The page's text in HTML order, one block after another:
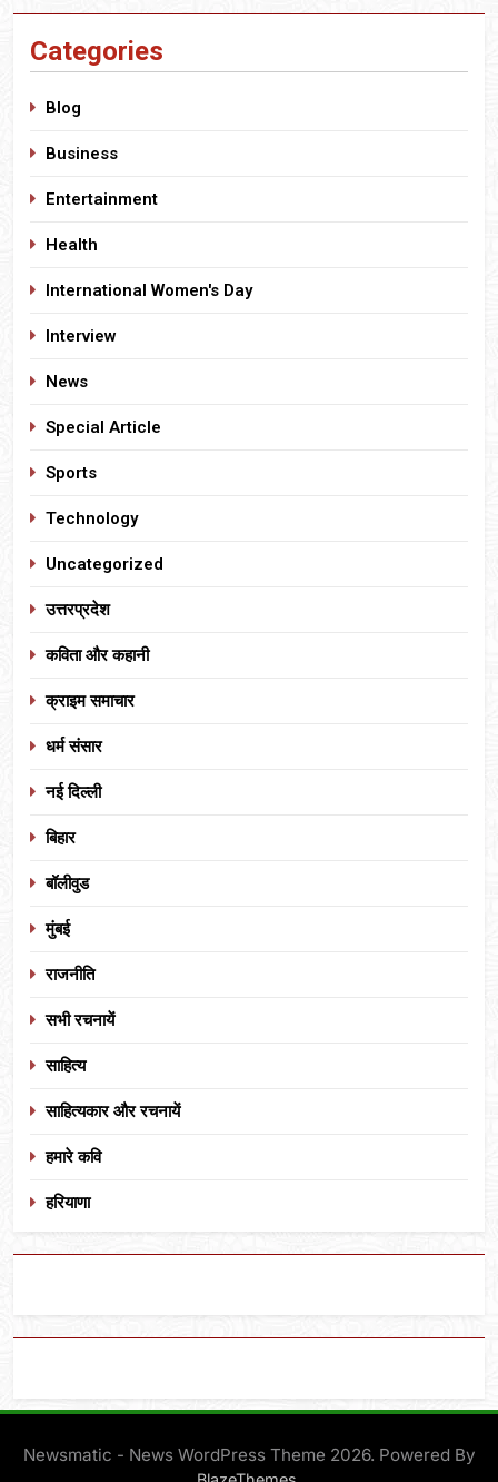
Categories
Blog
Business
Entertainment
Health
International Women's Day
Interview
News
Special Article
Sports
Technology
Uncategorized
उत्तरप्रदेश
कविता और कहानी
क्राइम समाचार
धर्म संसार
नई दिल्ली
बिहार
बॉलीवुड
मुंबई
राजनीति
सभी रचनायें
साहित्य
साहित्यकार और रचनायें
हमारे कवि
हरियाणा
Newsmatic - News WordPress Theme 2026. Powered By